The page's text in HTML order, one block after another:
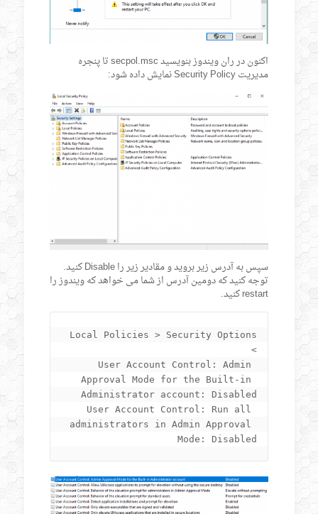
اکنون در ران ویندوز بنویسید secpol.msc تا پنجره
مدیریت Security Policy نمایش داده شود:
سپس به آدرس زیر بروید و مقادیر زیر را Disable کنید.
توجه کنید که دومین آدرس از شما می خواهد که ویندوز را
restart کنید.
User Account Control: Admin
Approval Mode for the Built-in
Administrator account: Disabled
User Account Control: Run all
administrators in Admin Approval
Mode: Disabled